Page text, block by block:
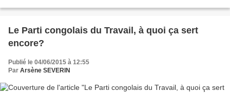
Le Parti congolais du Travail, à quoi ça sert
encore?
Publié le 04/06/2015 à 12:55
Par Arsène SEVERIN